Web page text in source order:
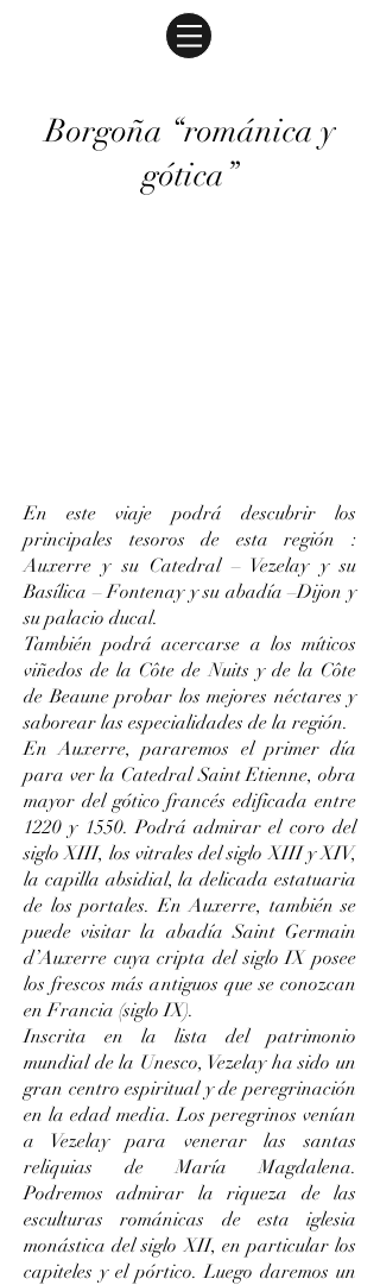
Borgoña “románica y
gótica”
En este viaje podrá descubrir los
principales tesoros de esta región :
Auxerre y su Catedral – Vezelay y su
Basílica – Fontenay y su abadía –Dijon y
su palacio ducal.
También podrá acercarse a los míticos
viñedos de la Côte de Nuits y de la Côte
de Beaune probar los mejores néctares y
saborear las especialidades de la región.
En Auxerre, pararemos el primer día
para ver la Catedral Saint Etienne, obra
mayor del gótico francés edificada entre
1220 y 1550. Podrá admirar el coro del
siglo XIII, los vitrales del siglo XIII y XIV,
la capilla absidial, la delicada estatuaria
de los portales. En Auxerre, también se
puede visitar la abadía Saint Germain
d’Auxerre cuya cripta del siglo IX posee
los frescos más antiguos que se conozcan
en Francia (siglo IX).
Inscrita en la lista del patrimonio
mundial de la Unesco, Vezelay ha sido un
gran centro espiritual y de peregrinación
en la edad media. Los peregrinos venían
a Vezelay para venerar las santas
reliquias de María Magdalena.
Podremos admirar la riqueza de las
esculturas románicas de esta iglesia
monástica del siglo XII, en particular los
capiteles y el pórtico. Luego daremos un